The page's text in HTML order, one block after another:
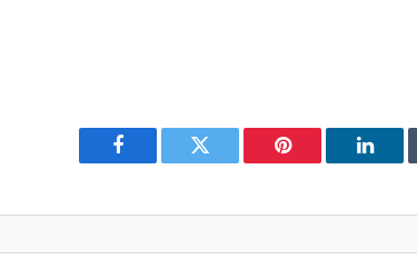
Facebook Twitter Pinterest